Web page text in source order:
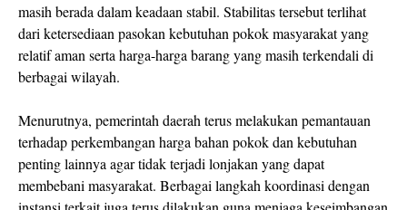
masih berada dalam keadaan stabil. Stabilitas tersebut terlihat
dari ketersediaan pasokan kebutuhan pokok masyarakat yang
relatif aman serta harga-harga barang yang masih terkendali di
berbagai wilayah.
Menurutnya, pemerintah daerah terus melakukan pemantauan
terhadap perkembangan harga bahan pokok dan kebutuhan
penting lainnya agar tidak terjadi lonjakan yang dapat
membebani masyarakat. Berbagai langkah koordinasi dengan